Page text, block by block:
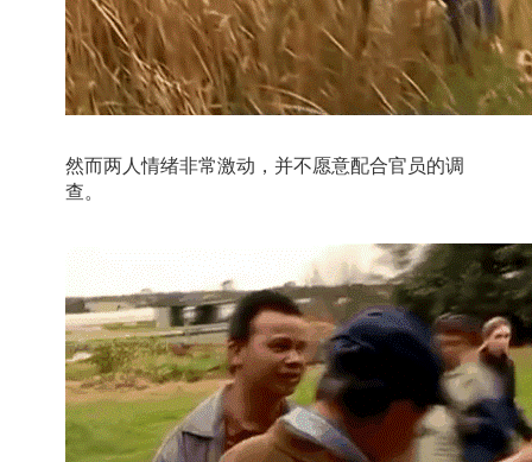
然而两人情绪非常激动，并不愿意配合官员的调
查。